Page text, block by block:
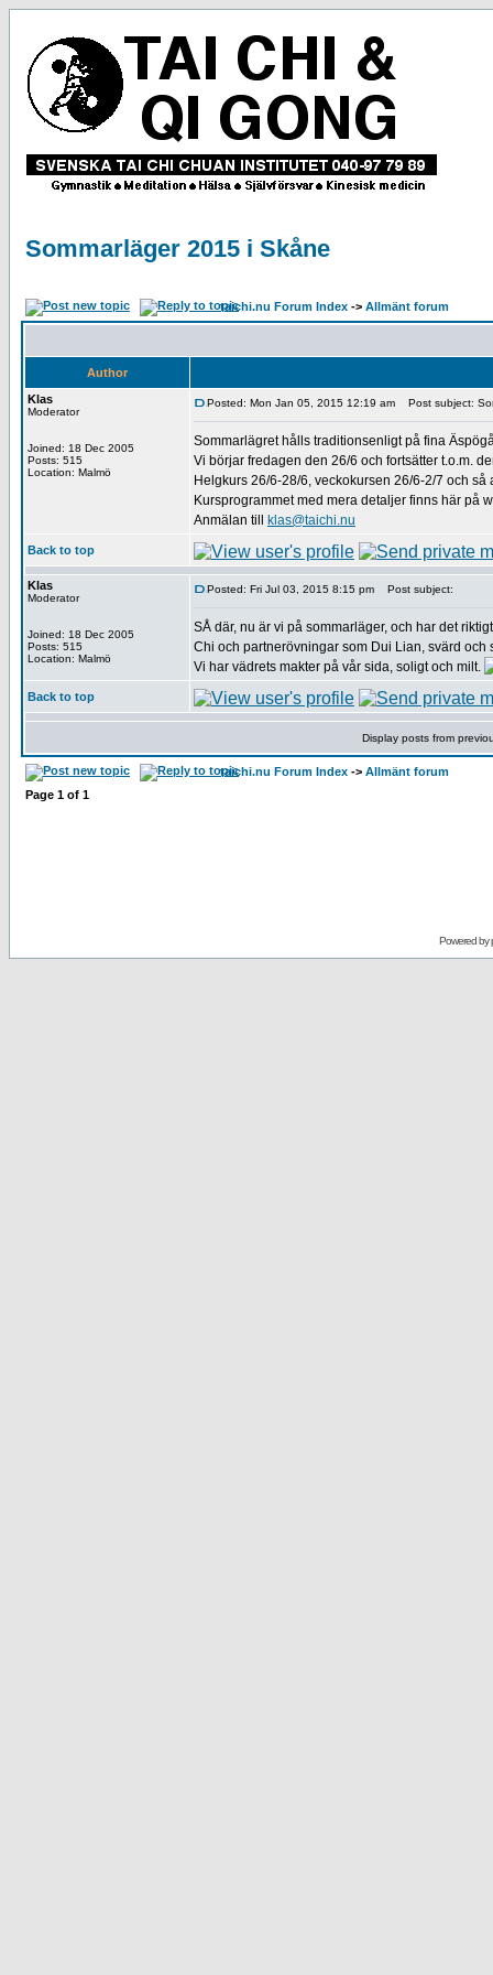
Sommarläger 2015 i Skåne
taichi.nu Forum Index -> Allmänt forum
Author
Klas
Moderator
Joined: 18 Dec 2005
Posts: 515
Location: Malmö
Posted: Mon Jan 05, 2015 12:19 am Post subject:
Sommarlägret hålls traditionsenligt på fina
Vi börjar fredagen den 26/6 och fortsätter t.o.m.
Helgkurs 26/6-28/6, veckokursen 26/6-2/7 och
Kursprogrammet med mera detaljer finns här på
Anmälan till
klas@taichi.nu
Back to top
Klas
Moderator
Joined: 18 Dec 2005
Posts: 515
Location: Malmö
Posted: Fri Jul 03, 2015 8:15 pm Post subject:
SÅ där, nu är vi på sommarläger, och har det
Chi och partnerövningar som Dui Lian, svärd och
Vi har vädrets makter på vår sida, soligt och milt.
Back to top
Display posts from
taichi.nu Forum Index -> Allmänt forum
Page 1 of 1
Powered by